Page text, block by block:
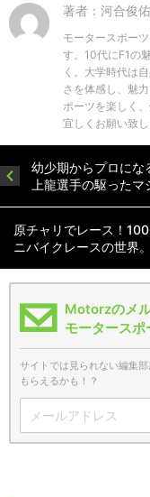
著者：河合俊佑
モータースポー
す。10代にF1の
く。大学時代は
さを体感し、魅
ポーツを楽しく
宜しくお願い致し
幼少期からプロにな
上龍選手の駆ったマ
原チャリでレース！
ニバイクレースの世界。
Motorzのメ
モータースポ
サイトでは見られない編集
もらえるかも！？